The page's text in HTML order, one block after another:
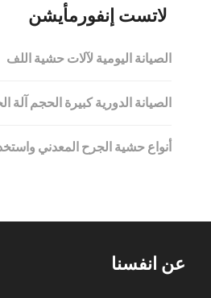
لاتست إنفورمأيشن
الصيانة اليومية لآلات حشية اللف
الصيانة الدورية كبيرة الحجم
أنواع حشية الجرح المعدني
عن انفسنا